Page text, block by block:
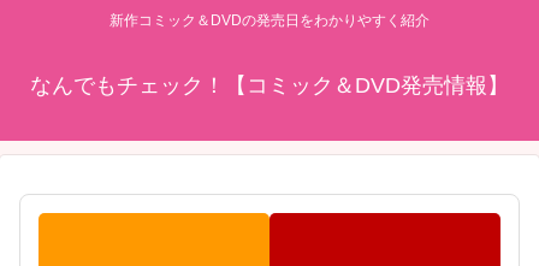
新作コミック＆DVDの発売日をわかりやすく紹介
なんでもチェック！【コミック＆DVD発売情報】